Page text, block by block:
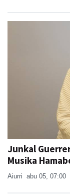
Junkal
Musika
Aiurri abu 05, 07:00